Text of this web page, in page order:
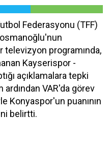
Federasyonu (TFF)
televizyon programında,
Kayserispor -
açıklamalara tepki
ardından VAR'da görev
Konyaspor'un puanının
belirtti.